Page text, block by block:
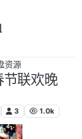
资源
联欢晚
3 1.0k